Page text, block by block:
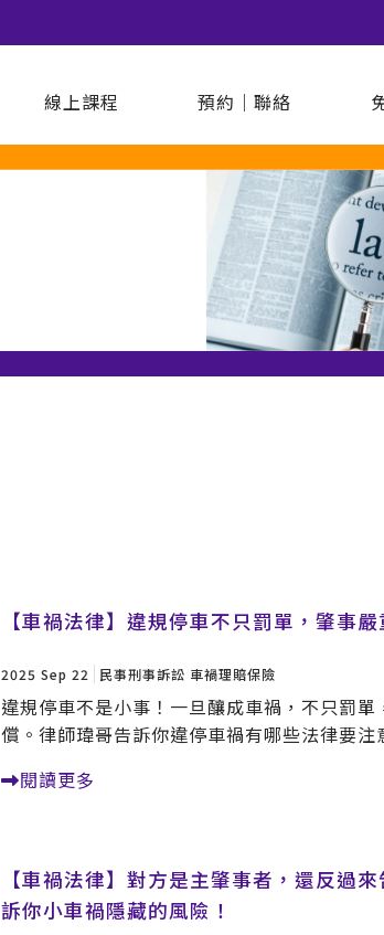
線上課程 預約｜聯絡
【車禍法律】違規停車不只罰單，肇事嚴
2025 Sep 22 民事刑事訴訟 車禍理賠保險
違規停車不是小事！一旦釀成車禍，不只罰
償。律師瑋哥告訴你違停車禍有哪些法律要注
閱讀更多
【車禍法律】對方是主肇事者，還反過
訴你小車禍隱藏的風險！